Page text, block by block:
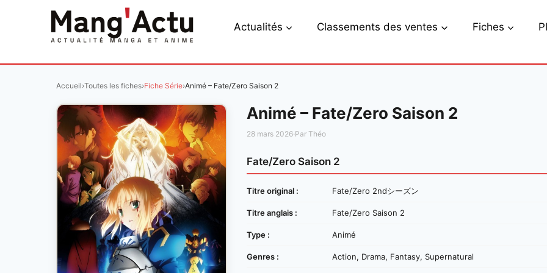
Actualités Classements des ventes Fiches
Accueil›Toutes les fiches›Fiche Série›Animé – Fate/Zero Saison 2
Animé – Fate/Zero Saison 2
28 mars 2026·Par Théo
Fate/Zero Saison 2
Titre original : Fate/Zero 2ndシーズン
Titre anglais : Fate/Zero Saison 2
Type : Animé
Genres : Action, Drama, Fantasy, Supernatural